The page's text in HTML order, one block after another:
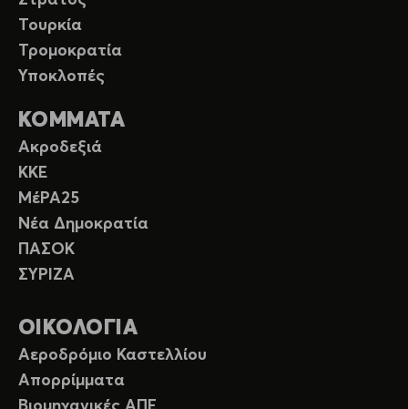
Τουρκία
Τρομοκρατία
Υποκλοπές
ΚΟΜΜΑΤΑ
Ακροδεξιά
ΚΚΕ
ΜέΡΑ25
Νέα Δημοκρατία
ΠΑΣΟΚ
ΣΥΡΙΖΑ
ΟΙΚΟΛΟΓΙΑ
Αεροδρόμιο Καστελλίου
Απορρίμματα